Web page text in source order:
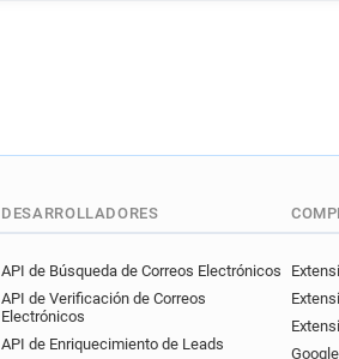
DESARROLLADORES
API de Búsqueda de Correos Electrónicos
API de Verificación de Correos
Electrónicos
API de Enriquecimiento de Leads